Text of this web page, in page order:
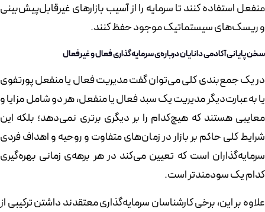
منفعل استفاده کنند تا سرمایه را از آسیب بازارهای غیرقابل‌پیش‌بینی
و ریسک‌های سیستماتیک موجود حفظ کنند.
سخن پایانی آکادمی دانایان درباره‌ی سرمایه‌گذاری فعال و غیرفعال
در یک جمع‌بندی کلی می‌توان گفت مدیریت فعال یا منفعل پورتفوی
یا به‌عبارت‌دیگر مدیریت یک سبد فعال یا منفعل، هر دو شامل مزایا و
معایبی هستند که هیچ‌کدام را بر دیگری برتری نمی‌دهد؛ بلکه این
شرایط کلی حاکم بر بازار در زمان‌های متفاوت و روحیه و اهداف فردی
سرمایه‌گذاران است که تعیین می‌کند در هر برهه‌ی زمانی بهره‌گیری
کدام یک سودمندتر است.
علاوه بر این، برخی کارشناسان سرمایه‌گذاری معتقدند داشتن ترکیبی از